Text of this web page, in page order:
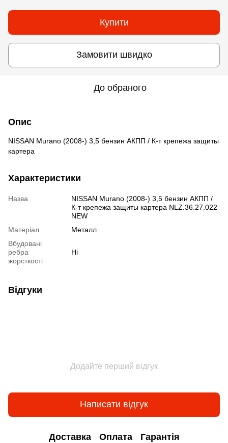
Купити
Замовити швидко
До обраного
Опис
NISSAN Murano (2008-) 3,5 бензин АКПП / К-т крепежа защиты
картера
Характеристики
Назва
NISSAN Murano (2008-) 3,5 бензин АКПП /
К-т крепежа защиты картера NLZ.36.27.022
NEW
Матеріал
Металл
Вбудовані
ребра
жорсткості
Ні
Відгуки
Додайте перший відгук
Написати відгук
Доставка Оплата Гарантія